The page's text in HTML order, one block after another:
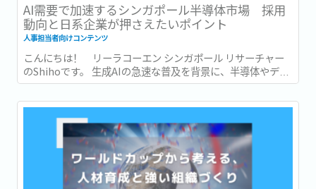
AI需要で加速するシンガポール半導体市場 採用
動向と日系企業が押さえたいポイント
人事担当者向けコンテンツ
こんにちは！ リーラコーエン シンガポール リサーチャー
のShihoです。 生成AIの急速な普及を背景に、半導体やデー
タセンターへの投資も世界各地で急速に拡大しています。...